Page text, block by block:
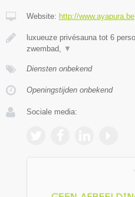
Website: http://www.ayapura.be
luxueuze privésauna tot 6
zwembad, ▼
Diensten onbekend
Openingstijden onbekend
Sociale media: